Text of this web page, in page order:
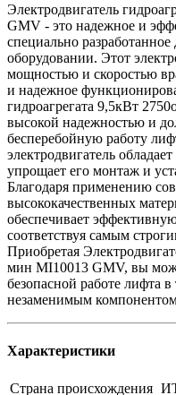
Электродвигатель
GMV - это надежное и
специально
оборудовании. Этот
мощностью и скоростью
и надежное
гидроагрегата 9,5кВт
высокой надежностью и
бесперебойную работу
электродвигатель
упрощает его монтаж и
Благодаря применению
высококачественных
обеспечивает
соответствуя самым
Приобретая
мин MI10013 GMV, вы
безопасной работе лифта
незаменимым
Характеристики
Страна происхождения